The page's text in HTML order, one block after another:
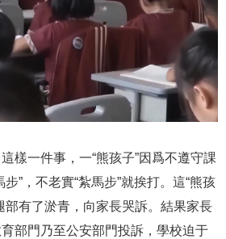
樣一件事，一“熊孩子”因爲不遵守課
”，不老實“紮馬步”就挨打。這“熊孩
部有了淤青，向家長哭訴。結果家長
部門乃至公安部門投訴，學校迫于